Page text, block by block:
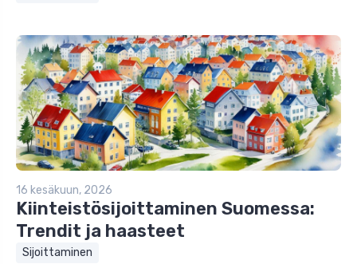
16 kesäkuun, 2026
Kiinteistösijoittaminen Suomessa:
Trendit ja haasteet
Sijoittaminen